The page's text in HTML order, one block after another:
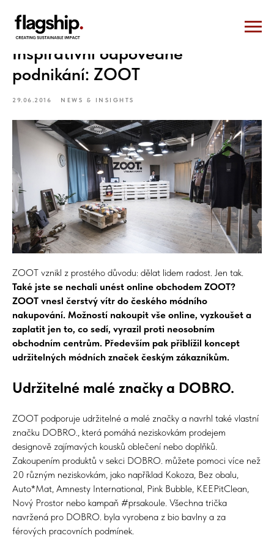
Inspirativní odpovědné
podnikání: ZOOT
29.06.2016 NEWS & INSIGHTS
ZOOT vznikl z prostého důvodu: dělat lidem radost. Jen tak.
Také jste se nechali unést online obchodem ZOOT?
ZOOT vnesl čerstvý vítr do českého módního
nakupování. Možností nakoupit vše online, vyzkoušet a
zaplatit jen to, co sedí, vyrazil proti neosobním
obchodním centrům. Především pak přiblížil koncept
udržitelných módních značek českým zákazníkům.
Udržitelné malé značky a DOBRO.
ZOOT podporuje udržitelné a malé značky a navrhl také vlastní
značku DOBRO., která pomáhá neziskovkám prodejem
designově zajímavých kousků oblečení nebo doplňků.
Zakoupením produktů v sekci DOBRO. můžete pomoci více než
20 různým neziskovkám, jako například Kokoza, Bez obalu,
Auto*Mat, Amnesty International, Pink Bubble, KEEPitClean,
Nový Prostor nebo kampaň #prsakoule. Všechna trička
navržená pro DOBRO. byla vyrobena z bio bavlny a za
férových pracovních podmínek.